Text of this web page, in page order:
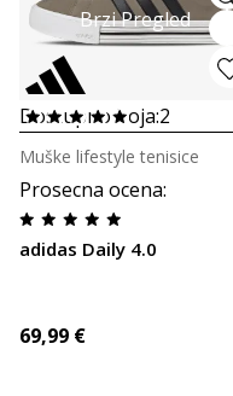
Brzi Pregled
Dostupno boja:2
Prosecna ocena:
adidas Daily 4.0
Muške lifestyle tenisice
69,99 €